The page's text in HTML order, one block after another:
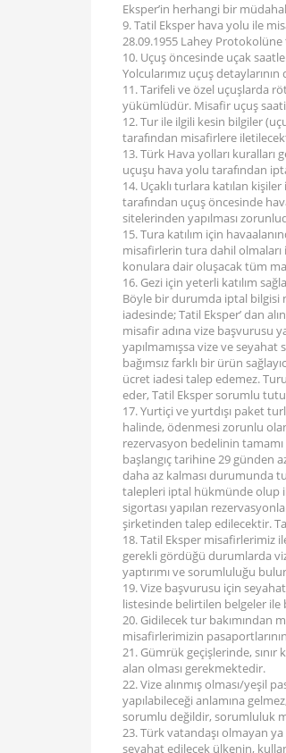
Eksper’in herhangi bir
9. Tatil Eksper hava yolu ile
28.09.1955 Lahey
10. Uçuş öncesinde uçak
Yolcularımız uçuş
11. Tarifeli ve özel uçuşlarda
yükümlüdür. Misafir uçuş
12. Tur ile ilgili kesin bilgiler
tarafından misafirlere
13. Türk Hava yolları kuralları
uçuşu hava yolu tarafından
14. Uçaklı turlara katılan
tarafından uçuş öncesinde
sitelerinden yapılması
15. Tura katılım için
misafirlerin tura dahil
konulara dair oluşacak tüm
16. Gezi için yeterli katılım
Böyle bir durumda iptal bilgisi
iadesinde; Tatil Eksper’ dan
misafir adına vize başvurusu
yapılmamışsa vize ve seyahat
bağımsız farklı bir ürün
ücret iadesi talep edemez.
eder, Tatil Eksper sorumlu
17. Yurtiçi ve yurtdışı paket
halinde, ödenmesi zorunlu
rezervasyon bedelinin tamamı
başlangıç tarihine 29 günden
daha az kalması durumunda
talepleri iptal hükmünde olup
sigortası yapılan
şirketinden talep edilecektir.
18. Tatil Eksper misafirlerimiz
gerekli gördüğü durumlarda
yaptırımı ve sorumluluğu
19. Vize başvurusu için
listesinde belirtilen belgeler
20. Gidilecek tur bakımından
misafirlerimizin
21. Gümrük geçişlerinde, sınır
alan olması gerekmektedir.
22. Vize alınmış olması/yeşil
yapılabileceği anlamına
sorumlu değildir, sorumluluk
23. Türk vatandaşı olmayan
seyahat edilecek ülkenin,